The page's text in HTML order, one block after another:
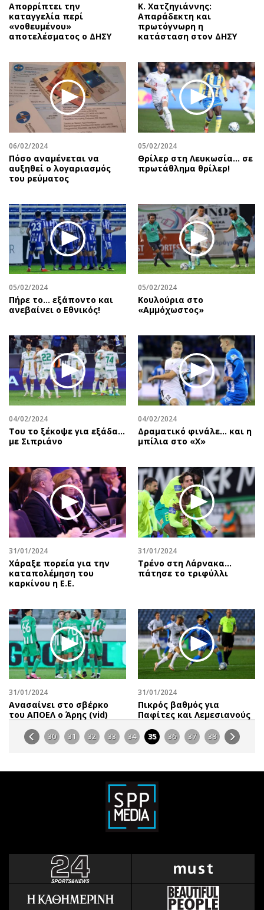
Απορρίπτει την
καταγγελία περί
«νοθευμένου»
αποτελέσματος ο ΔΗΣΥ
Κ. Χατζηγιάννης:
Απαράδεκτη και
πρωτόγνωρη η
κατάσταση στον ΔΗΣΥ
06/02/2024
Πόσο αναμένεται να
αυξηθεί ο λογαριασμός
του ρεύματος
05/02/2024
Θρίλερ στη Λευκωσία... σε
πρωτάθλημα θρίλερ!
05/02/2024
Πήρε το… εξάποντο και
ανεβαίνει ο Εθνικός!
05/02/2024
Κουλούρια στο
«Αμμόχωστος»
04/02/2024
Του το ξέκοψε για εξάδα…
με Σιπριάνο
04/02/2024
Δραματικό φινάλε… και η
μπίλια στο «Χ»
31/01/2024
Χάραξε πορεία για την
καταπολέμηση του
καρκίνου η Ε.Ε.
31/01/2024
Τρένο στη Λάρνακα…
πάτησε το τριφύλλι
31/01/2024
Aνασαίνει στο σβέρκο
του ΑΠΟΕΛ o Άρης (vid)
31/01/2024
Πικρός βαθμός για
Παφίτες και Λεμεσιανούς
30 31 32 33 34 35 36 37 38